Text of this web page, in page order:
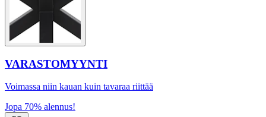
VARASTOMYYNTI
Voimassa niin kauan kuin tavaraa riittää
Jopa 70% alennus!